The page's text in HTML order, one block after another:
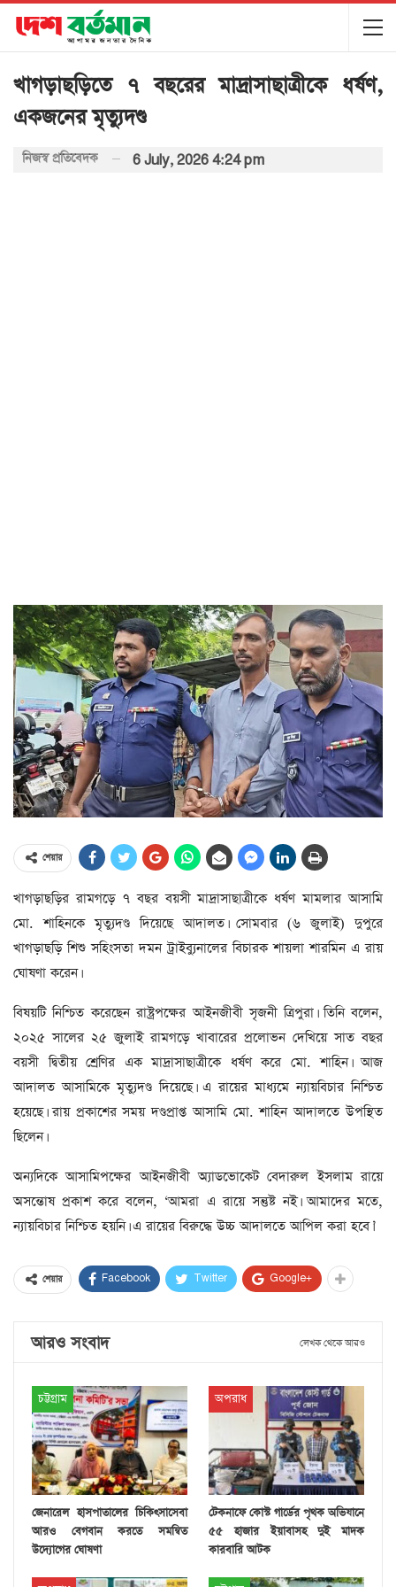
খাগড়াছড়িতে ৭ বছরের মাদ্রাসাছাত্রীকে ধর্ষণ,
একজনের মৃত্যুদণ্ড
নিজস্ব প্রতিবেদক 6 July, 2026 4:24 pm
শেয়ার
খাগড়াছড়ির রামগড়ে ৭ বছর বয়সী মাদ্রাসাছাত্রীকে ধর্ষণ মামলার আসামি
মো. শাহিনকে মৃত্যুদণ্ড দিয়েছে আদালত। সোমবার (৬ জুলাই) দুপুরে
খাগড়াছড়ি শিশু সহিংসতা দমন ট্রাইব্যুনালের বিচারক শায়লা শারমিন এ রায়
ঘোষণা করেন।
বিষয়টি নিশ্চিত করেছেন রাষ্ট্রপক্ষের আইনজীবী সৃজনী ত্রিপুরা। তিনি বলেন,
২০২৫ সালের ২৫ জুলাই রামগড়ে খাবারের প্রলোভন দেখিয়ে সাত বছর
বয়সী দ্বিতীয় শ্রেণির এক মাদ্রাসাছাত্রীকে ধর্ষণ করে মো. শাহিন। আজ
আদালত আসামিকে মৃত্যুদণ্ড দিয়েছে। এ রায়ের মাধ্যমে ন্যায়বিচার নিশ্চিত
হয়েছে। রায় প্রকাশের সময় দণ্ডপ্রাপ্ত আসামি মো. শাহিন আদালতে উপস্থিত
ছিলেন।
অন্যদিকে আসামিপক্ষের আইনজীবী অ্যাডভোকেট বেদারুল ইসলাম রায়ে
অসন্তোষ প্রকাশ করে বলেন, ‘আমরা এ রায়ে সন্তুষ্ট নই। আমাদের মতে,
ন্যায়বিচার নিশ্চিত হয়নি। এ রায়ের বিরুদ্ধে উচ্চ আদালতে আপিল করা হবে।’
শেয়ার Facebook Twitter Google+
আরও সংবাদ লেখক থেকে আরও
চট্টগ্রাম
জেনারেল হাসপাতালের চিকিৎসাসেবা
আরও বেগবান করতে সমন্বিত
উদ্যোগের ঘোষণা
অপরাধ
টেকনাফে কোস্ট গার্ডের পৃথক অভিযানে
৫৫ হাজার ইয়াবাসহ দুই মাদক
কারবারি আটক